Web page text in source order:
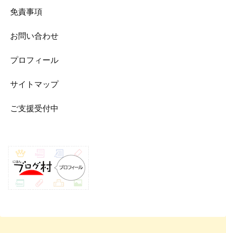
免責事項
お問い合わせ
プロフィール
サイトマップ
ご支援受付中